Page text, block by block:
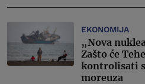
EKONOMIJA
„Nova
Zašto će
kontrolisati
moreuza